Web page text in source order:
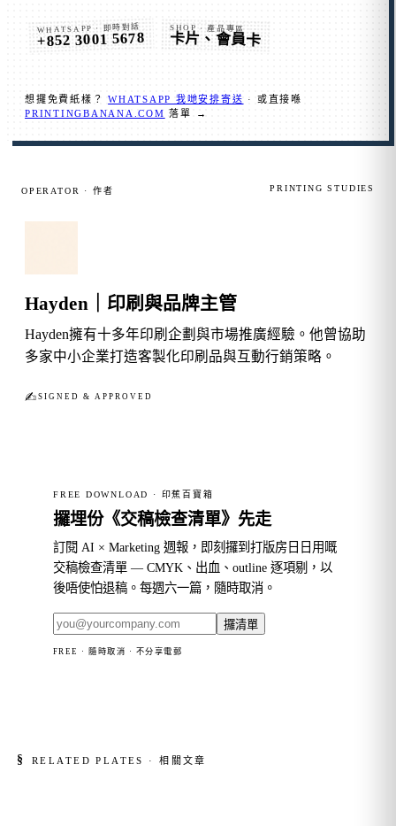
WHATSAPP · 即時對話
+852 3001 5678
SHOP · 產品專區
卡片、會員卡
想攞免費紙樣？WHATSAPP 我哋安排寄送 · 或直接喺
PRINTINGBANANA.COM 落單 →
OPERATOR · 作者 PRINTING STUDIES
Hayden｜印刷與品牌主管
Hayden擁有十多年印刷企劃與市場推廣經驗。他曾協助
多家中小企業打造客製化印刷品與互動行銷策略。
✍︎ SIGNED & APPROVED
FREE DOWNLOAD · 印蕉百寶箱
攞埋份《交稿檢查清單》先走
訂閱 AI × Marketing 週報，即刻攞到打版房日日用嘅
交稿檢查清單 — CMYK、出血、outline 逐項剔，以
後唔使怕退稿。每週六一篇，隨時取消。
攞清單
FREE · 隨時取消 · 不分享電郵
§ RELATED PLATES · 相關文章